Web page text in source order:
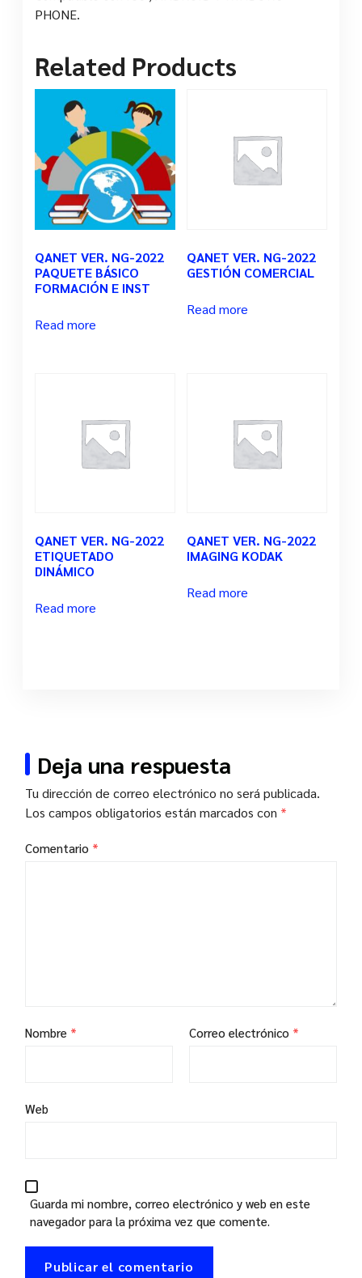
PHONE.
Related Products
QANET VER. NG-2022
PAQUETE BÁSICO
FORMACIÓN E INST
Read more
QANET VER. NG-2022
GESTIÓN COMERCIAL
Read more
QANET VER. NG-2022
ETIQUETADO
DINÁMICO
Read more
QANET VER. NG-2022
IMAGING KODAK
Read more
Deja una respuesta
Tu dirección de correo electrónico no será publicada.
Los campos obligatorios están marcados con *
Comentario *
Nombre * Correo electrónico *
Web
Guarda mi nombre, correo electrónico y web en este
navegador para la próxima vez que comente.